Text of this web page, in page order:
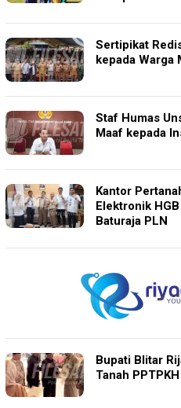
Sertipikat
kepada Warga
Staf Humas
Maaf kepada
Kantor
Elektronik
Baturaja PLN
Bupati Blitar
Tanah